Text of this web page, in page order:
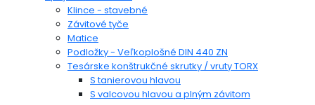
Klince - stavebné
Závitové tyče
Matice
Podložky - Veľkoplošné DIN 440 ZN
Tesárske konštrukčné skrutky / vruty TORX
S tanierovou hlavou
S valcovou hlavou a plným závitom